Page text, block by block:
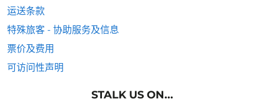
运送条款
特殊旅客 - 协助服务及信息
票价及费用
可访问性声明
STALK US ON...